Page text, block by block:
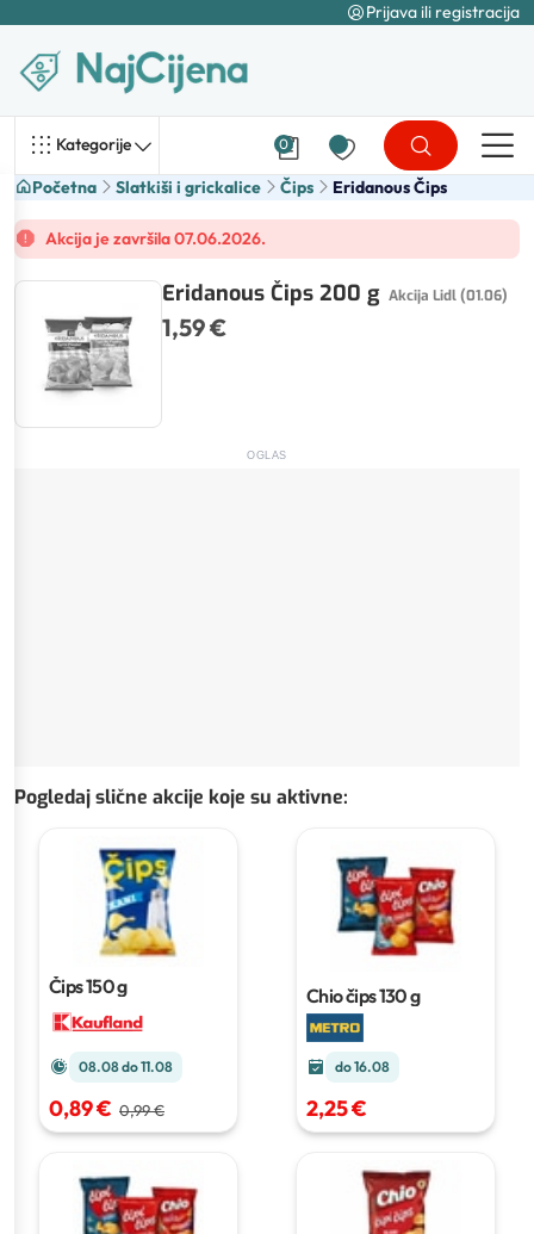
Prijava ili registracija
Kategorije 0
Početna Slatkiši i grickalice Čips Eridanous Čips
Akcija je završila 07.06.2026.
Eridanous Čips 200 g Akcija Lidl (01.06)
1,59 €
OGLAS
Pogledaj slične akcije koje su aktivne:
Čips150 g
08.08 do 11.08
0,89 € 0,99 €
Chio čips130 g
do 16.08
2,25 €